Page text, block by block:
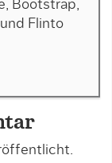
Bootstrap,
Flinto